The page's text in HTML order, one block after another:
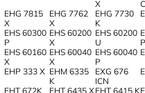
X
EHG 7815
X
EHG 7762
X
EHG 7730
K
EHS 60300
P
EHS 60200
X
EHS 60200
U
P
EHS 60160
X
EHS 60040
X
EHS 60040
P
EHP 333 X EHM 6335
K
EXG 676
ICN
EHT 672K
EHT 6435 XEHT 6415 K